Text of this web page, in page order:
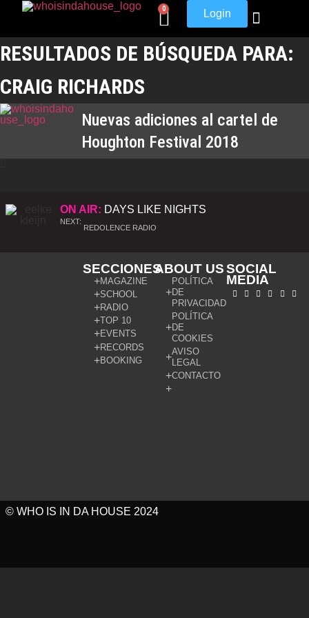
0 Login
RESULTADOS DE BÚSQUEDA PARA:
CRAIG RICHARDS
Nuevas adiciones al cartel de
Houghton Festival 2018
ON AIR: DAYS LIKE NIGHTS
NEXT:
REDOLENCE RADIO
SECCIONES
MAGAZINE
SCHOOL
RADIO
TOP 10
EVENTS
RECORDS
BOOKING
ABOUT US
POLÍTICA
DE
PRIVACIDAD
POLÍTICA
DE
COOKIES
AVISO
LEGAL
CONTACTO
SOCIAL
MEDIA
© WHO IS IN DA HOUSE 2024